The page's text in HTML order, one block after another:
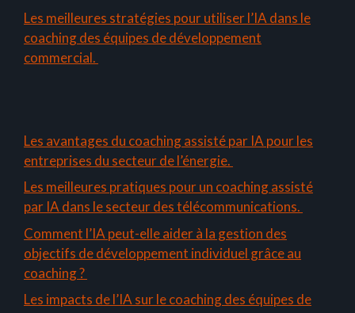
Les meilleures stratégies pour utiliser l’IA dans le
coaching des équipes de développement
commercial.
Les avantages du coaching assisté par IA pour les
entreprises du secteur de l’énergie.
Les meilleures pratiques pour un coaching assisté
par IA dans le secteur des télécommunications.
Comment l’IA peut-elle aider à la gestion des
objectifs de développement individuel grâce au
coaching ?
Les impacts de l’IA sur le coaching des équipes de